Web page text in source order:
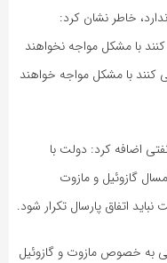
خاطر نشان کرد:
با مشکل مواجه نخواهند
کنند با مشکل مواجه خواهند
اضافه کرد: دولت با
گازوئیل و مازوت
نباید اتفاق پارسال تکرار شود.
به خصوص مازوت و گازوئیل